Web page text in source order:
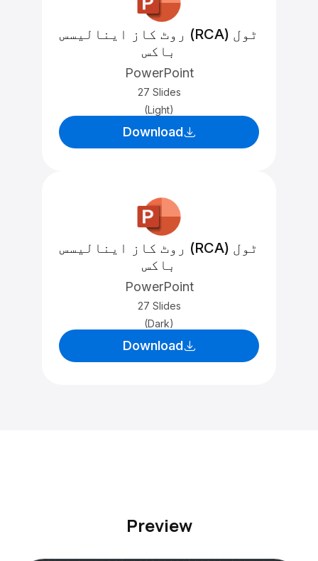
روٹ کاز اینالیسس (RCA) ٹول
باکس
PowerPoint
27 Slides
(Light)
Download
روٹ کاز اینالیسس (RCA) ٹول
باکس
PowerPoint
27 Slides
(Dark)
Download
Preview